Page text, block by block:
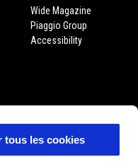
tous les cookies
Wide Magazine
Piaggio Group
Accessibility